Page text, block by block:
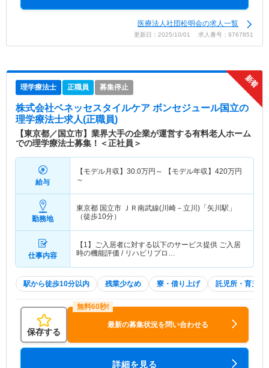
医療法人社団松明会の求人一覧
更新日：2025/10/01 求人番号：9767851
理学療法士 正職員 募集停止
株式会社ベネッセスタイルケア ボンセジュール国立の
理学療法士求人(正職員)
【東京都／国立市】業界大手の企業が運営する有料老人ホーム
での理学療法士募集！＜正社員＞
給与
【モデル月収】 30.0万円～ 【モデル年収】 420万円
～
勤務地
東京都 国立市 ＪＲ南武線(川崎－立川)「矢川駅」
（徒歩10分）
仕事内容
【1】ご入居者に対する以下のサービス提供 ご入居
時の機能評価 / リハビリプロ…
駅から徒歩10分以内 残業少なめ 寮・借り上げ 託児所・育児補
保存する
最新の募集状況を問い合わせる
詳細を見る